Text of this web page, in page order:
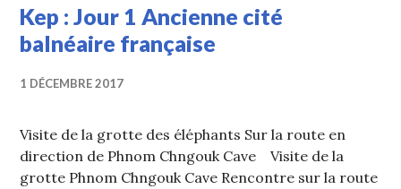
Kep : Jour 1 Ancienne cité
balnéaire française
1 DÉCEMBRE 2017
Visite de la grotte des éléphants Sur la route en
direction de Phnom Chngouk Cave Visite de la
grotte Phnom Chngouk Cave Rencontre sur la route